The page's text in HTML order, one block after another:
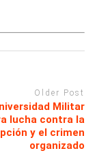
Older Post
Militar
lucha contra la
y el crimen
organizado